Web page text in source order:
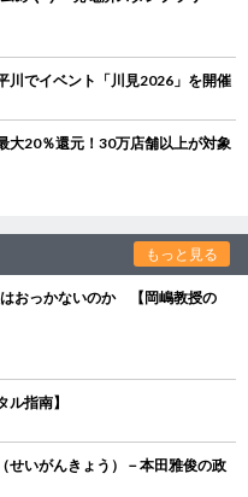
でイベント「川見2026」を開催
大20％還元！30万店舗以上が対象
もっと見る
おっかないのか 【岡嶋教授の
指南】
いがんきょう）－本田雅俊の政